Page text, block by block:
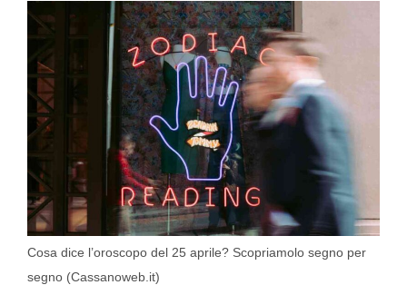
Cosa dice l’oroscopo del 25 aprile? Scopriamolo segno per
segno (Cassanoweb.it)